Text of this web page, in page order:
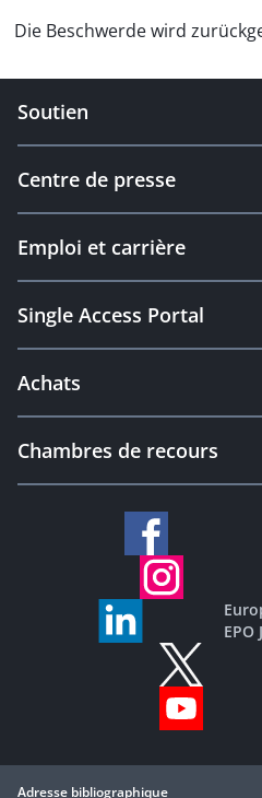
Die Beschwerde wird
Soutien
Centre de presse
Emploi et carrière
Single Access Portal
Achats
Chambres de recours
EPO
Adresse bibliographique